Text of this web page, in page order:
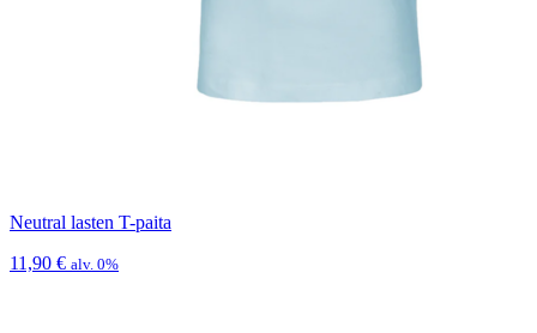
Neutral lasten T-paita
11,90 € alv. 0%